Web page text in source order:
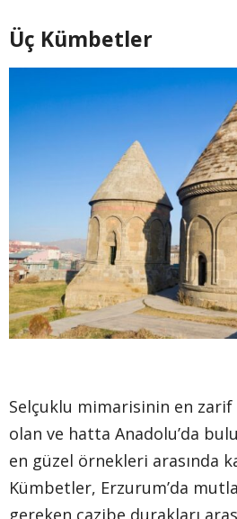
Üç Kümbetler
Selçuklu mimarisinin en
olan ve hatta Anadolu’da
en güzel örnekleri arasında
Kümbetler, Erzurum’da
gereken cazibe durakları